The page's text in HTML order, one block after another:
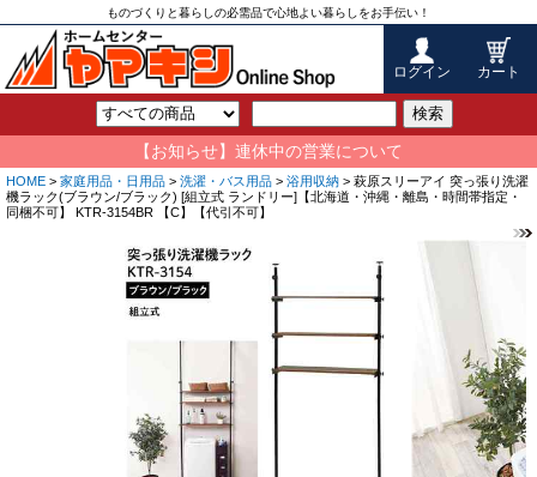
ものづくりと暮らしの必需品で心地よい暮らしをお手伝い！
ログイン カート
検索
【お知らせ】連休中の営業について
HOME > 家庭用品・日用品 > 洗濯・バス用品 > 浴用収納 > 萩原スリーアイ 突っ張り洗濯
機ラック(ブラウン/ブラック) [組立式 ランドリー]【北海道・沖縄・離島・時間帯指定・
同梱不可】 KTR-3154BR 【C】【代引不可】